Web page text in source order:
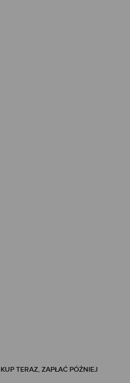
TERAZ, ZAPŁAĆ PÓŹNIEJ